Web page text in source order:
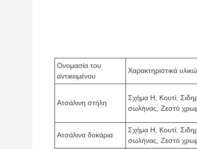
Ονομασία του
αντικειμένου
Χαρακτηριστικά
Ατσάλινη στήλη
Σχήμα H, Κουτί,
σωλήνας, Ζεστό
Ατσάλινα δοκάρια
Σχήμα H, Κουτί,
σωλήνας, Ζεστό